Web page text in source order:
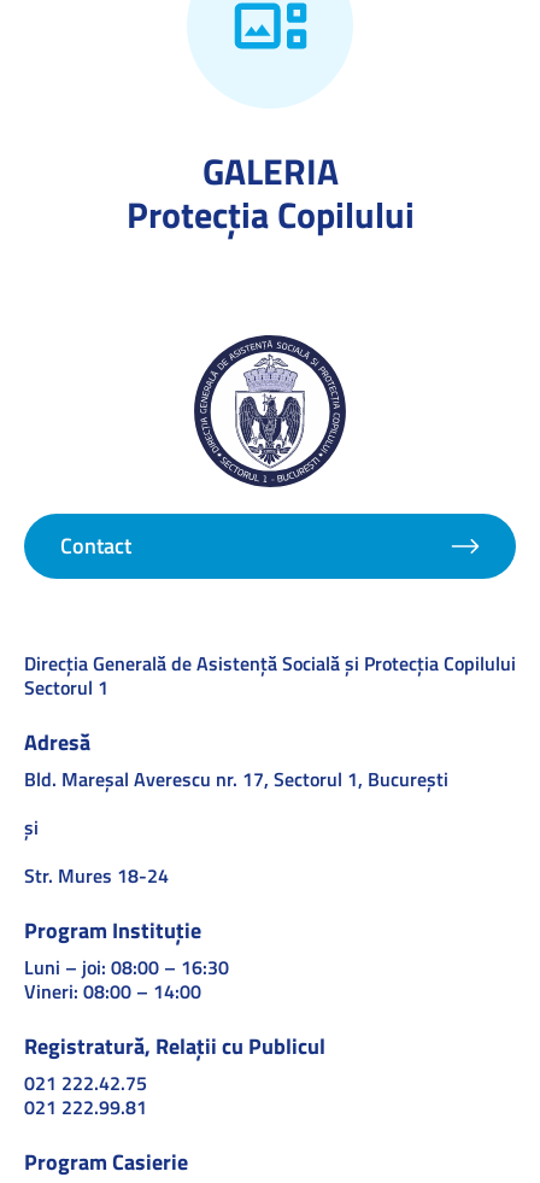
GALERIA
Protecţia Copilului
Contact
Direcţia Generală de Asistenţă Socială şi Protecţia Copilului
Sectorul 1
Adresă
Bld. Mareşal Averescu nr. 17, Sectorul 1, Bucureşti
și
Str. Mures 18-24
Program Instituție
Luni – joi: 08:00 – 16:30
Vineri: 08:00 – 14:00
Registratură, Relații cu Publicul
021 222.42.75
021 222.99.81
Program Casierie